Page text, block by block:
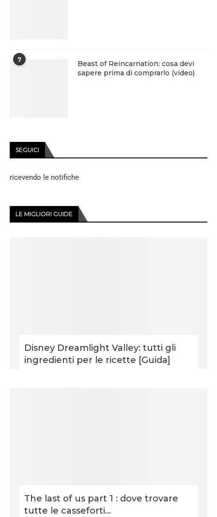
7
Beast of Reincarnation: cosa devi
sapere prima di comprarlo (video)
SEGUICI
ricevendo le notifiche
LE MIGLIORI GUIDE
Disney Dreamlight Valley: tutti gli
ingredienti per le ricette [Guida]
The last of us part 1 : dove trovare
tutte le casseforti...